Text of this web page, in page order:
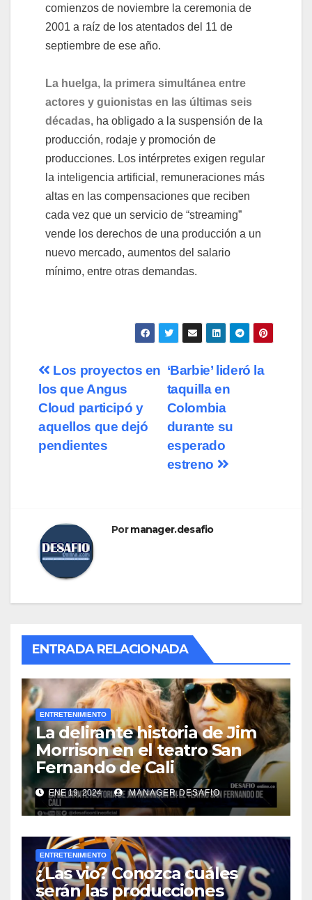
comienzos de noviembre la ceremonia de
2001 a raíz de los atentados del 11 de
septiembre de ese año.
La huelga, la primera simultánea entre
actores y guionistas en las últimas seis
décadas, ha obligado a la suspensión de la
producción, rodaje y promoción de
producciones. Los intérpretes exigen regular
la inteligencia artificial, remuneraciones más
altas en las compensaciones que reciben
cada vez que un servicio de “streaming”
vende los derechos de una producción a un
nuevo mercado, aumentos del salario
mínimo, entre otras demandas.
‘Barbie’ lideró la
taquilla en
Colombia
durante su
esperado
estreno
Los proyectos en
los que Angus
Cloud participó y
aquellos que dejó
pendientes
Pormanager.desafio
ENTRADA RELACIONADA
ENTRETENIMIENTO
La delirante historia de Jim
Morrison en el teatro San
Fernando de Cali
ENE 19, 2024 MANAGER.DESAFIO
ENTRETENIMIENTO
¿Las vio? Conozca cuáles
serán las producciones